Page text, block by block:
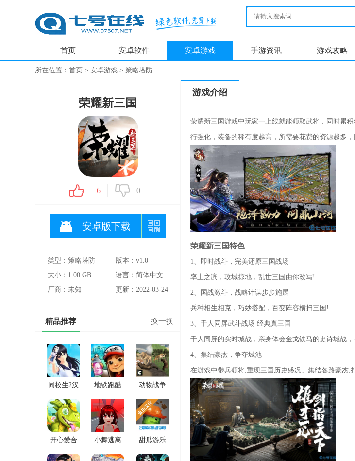
首页 安卓软件 安卓游戏 手游资讯 游戏攻略
所在位置： 首页 > 安卓游戏 > 策略塔防
荣耀新三国
6 0
安卓版下载
类型：策略塔防
版本：v1.0
大小：1.00 GB
语言：简体中文
厂商：未知
更新：2022-03-24
精品推荐 换一换
同校生2汉
化直装版
地铁跑酷
雪地版
动物战争
模拟器
开心爱合
成
小舞逃离
跑酷免费
甜瓜游乐
场虫虫助
游戏介绍
荣耀新三国游戏中玩家一上线就能领取武将，同时累
行强化，装备的稀有度越高，所需要花费的资源越多
荣耀新三国特色
1、即时战斗，完美还原三国战场
率土之滨，攻城掠地，乱世三国由你改写!
2、国战激斗，战略计谋步步施展
兵种相生相克，巧妙搭配，百变阵容横扫三国!
3、千人同屏武斗战场 经典真三国
千人同屏的实时城战，亲身体会金戈铁马的史诗城战
4、集结豪杰，争夺城池
在游戏中带兵领将,重现三国历史盛况。集结各路豪杰,